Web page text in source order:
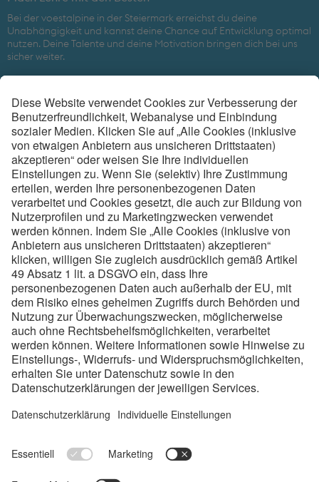
Bei der voestalpine in der Steiermark erreichst du deine
Unabhängigkeit und kannst deine Chance auf Entwicklung optimal
nutzen. Deine Talente und deine Motivation bringen dich bei uns
sicher weiter.
gesichert.
voestalpine Metal Engineering Division in der Steiermark
6
Ausbildungsorte
4.870
MitarbeiterInnen
19
Lehrberufe
80-100
Lehrstellen/Jahr
Links:
Ausbildungen
Checkliste
Standorte
Datenschutz